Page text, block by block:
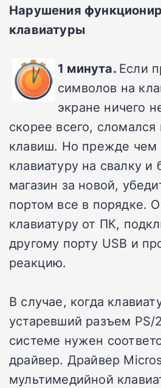
Нарушения
клавиатуры
1 минута. Если
символов на
экране ничего
скорее всего,
клавиш. Но прежде чем
клавиатуру на свалку и
магазин за новой,
портом все в порядке.
клавиатуру от ПК,
другому порту USB и
реакцию.
В случае, когда
устаревший разъем
системе нужен
драйвер. Драйвер
мультимедийной